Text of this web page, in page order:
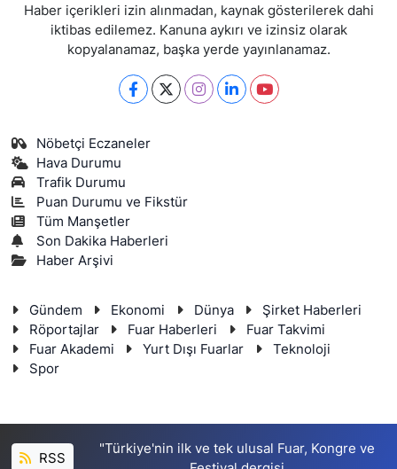
Haber içerikleri izin alınmadan, kaynak gösterilerek dahi
iktibas edilemez. Kanuna aykırı ve izinsiz olarak
kopyalanamaz, başka yerde yayınlanamaz.
Nöbetçi Eczaneler
Hava Durumu
Trafik Durumu
Puan Durumu ve Fikstür
Tüm Manşetler
Son Dakika Haberleri
Haber Arşivi
Gündem Ekonomi Dünya
Şirket Haberleri
Röportajlar
Fuar Haberleri
Fuar Takvimi
Fuar Akademi
Yurt Dışı Fuarlar
Teknoloji
Spor
RSS
"Türkiye'nin ilk ve tek ulusal Fuar, Kongre ve